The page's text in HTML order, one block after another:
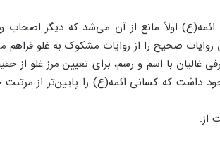
اولاً مانع از آن می‌شد که دیگر اصحاب و
صحیح را از روایات مشکوک به غلو فراهم
غالیان با اسم و رسم، برای تعیین مرز غلو از
داشت که کسانی ائمه(ع) را پایین‌تر از
از: